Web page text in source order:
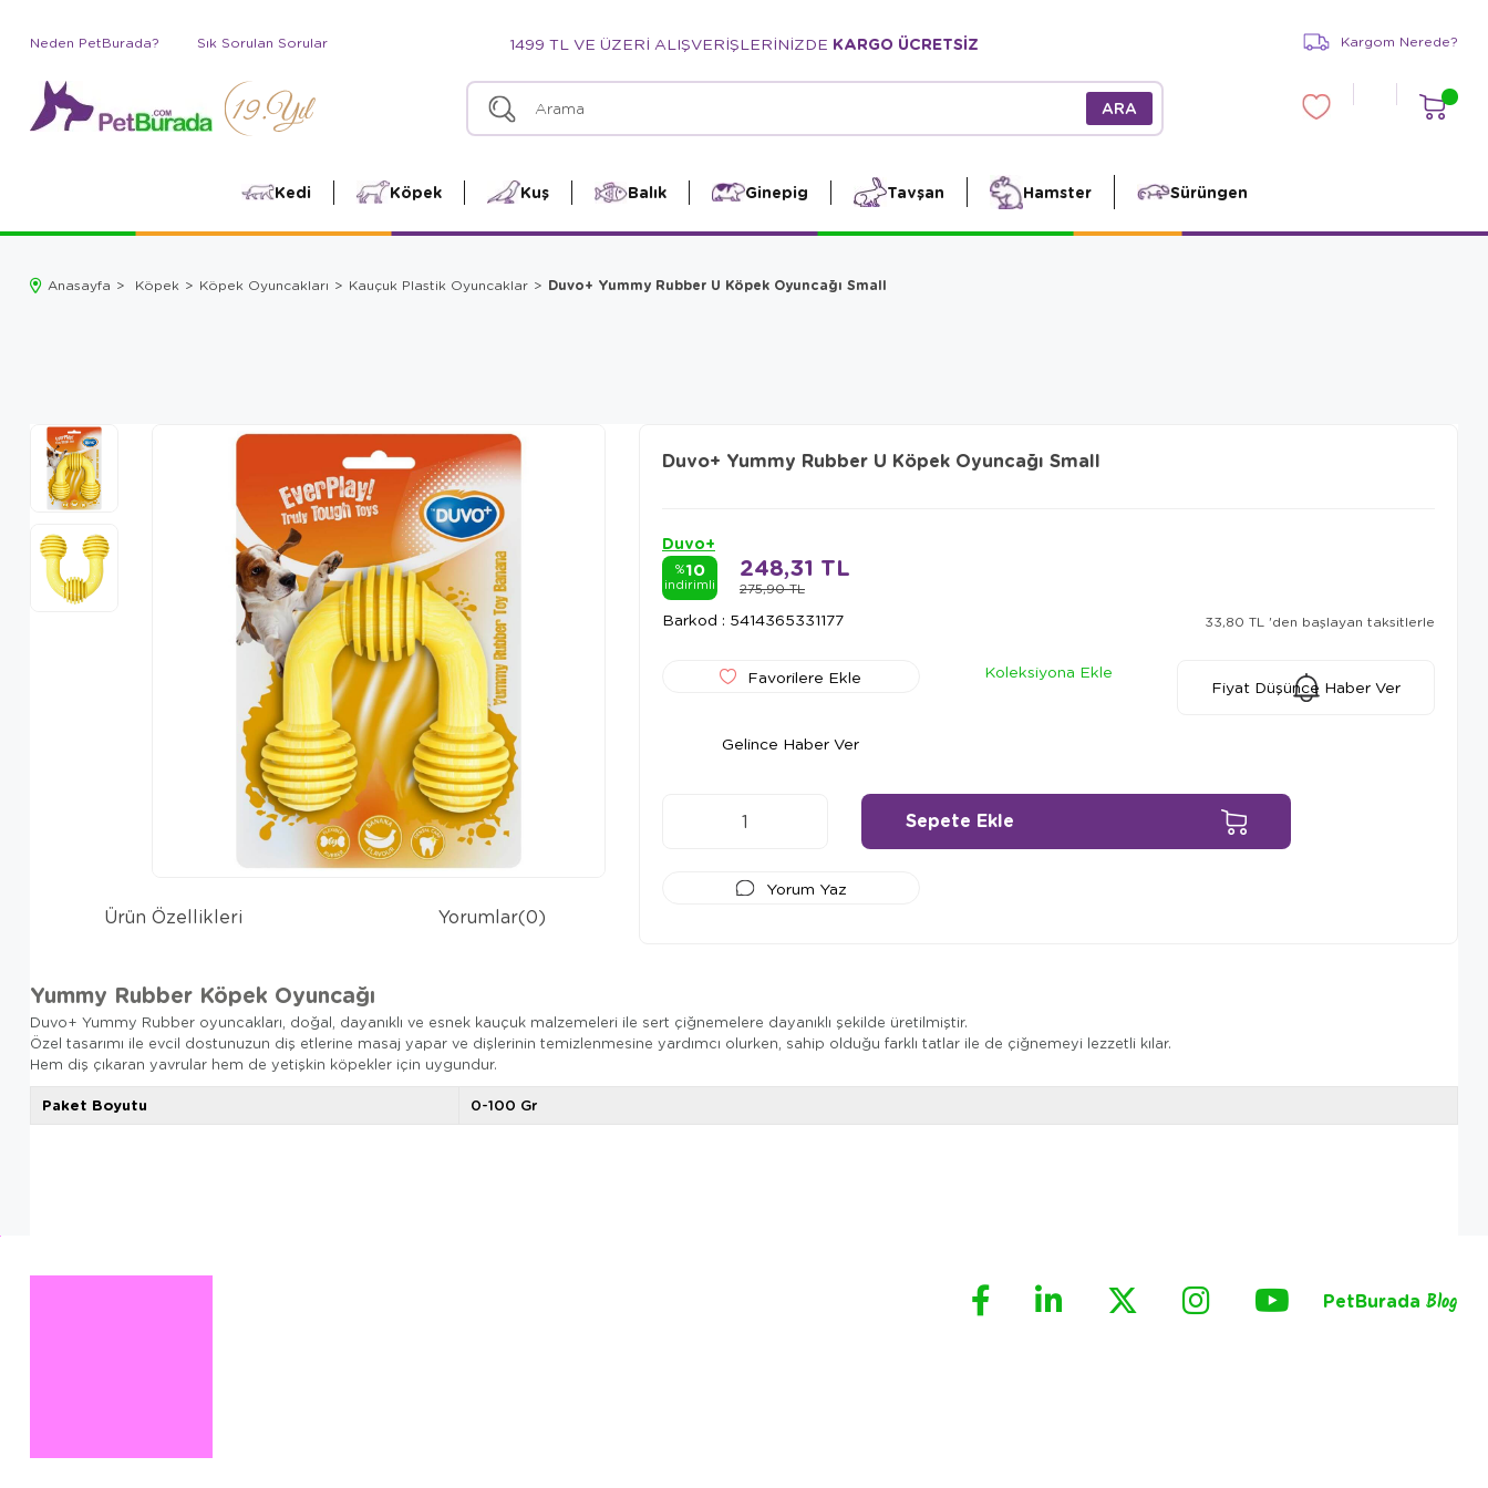
Neden PetBurada? Sık Sorulan Sorular 1499 TL VE ÜZERİ ALIŞVERİŞLERİNİZDE KARGO ÜCRETSİZ Kargom Nerede?
Kedi Köpek Kuş Balık Ginepig Tavşan Hamster Sürüngen
Anasayfa Köpek Köpek Oyuncakları Kauçuk Plastik Oyuncaklar Duvo+ Yummy Rubber U Köpek Oyuncağı Small
Duvo+ Yummy Rubber U Köpek Oyuncağı Small
Duvo+
%10
indirimli 275,90 TL
248,31 TL
Barkod : 5414365331177 33,80 TL 'den başlayan taksitlerle
Favorilere Ekle
Koleksiyona Ekle
Fiyat Düşünce Haber Ver
Gelince Haber Ver
Yorum Yaz
Ürün Özellikleri Yorumlar(0)
Yummy Rubber Köpek Oyuncağı
Duvo+ Yummy Rubber oyuncakları, doğal, dayanıklı ve esnek kauçuk malzemeleri ile sert çiğnemelere dayanıklı şekilde üretilmiştir.
Özel tasarımı ile evcil dostunuzun diş etlerine masaj yapar ve dişlerinin temizlenmesine yardımcı olurken, sahip olduğu farklı tatlar ile de çiğnemeyi lezzetli kılar.
Hem diş çıkaran yavrular hem de yetişkin köpekler için uygundur.
Paket Boyutu 0-100 Gr
PetBurada Blog